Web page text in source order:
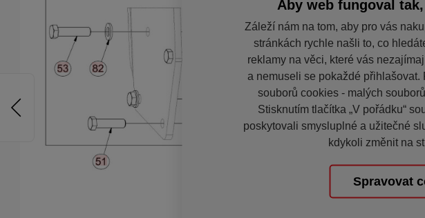
Aby web fungoval
Záleží nám na tom, aby pro vás
stránkách rychle našli to, co
reklamy na věci, které vás
a nemuseli se pokaždé
souborů cookies - malých
Stisknutím tlačítka „V pořádku“
poskytovali smysluplné a užitečné
kdykoli změnit na
Spravovat